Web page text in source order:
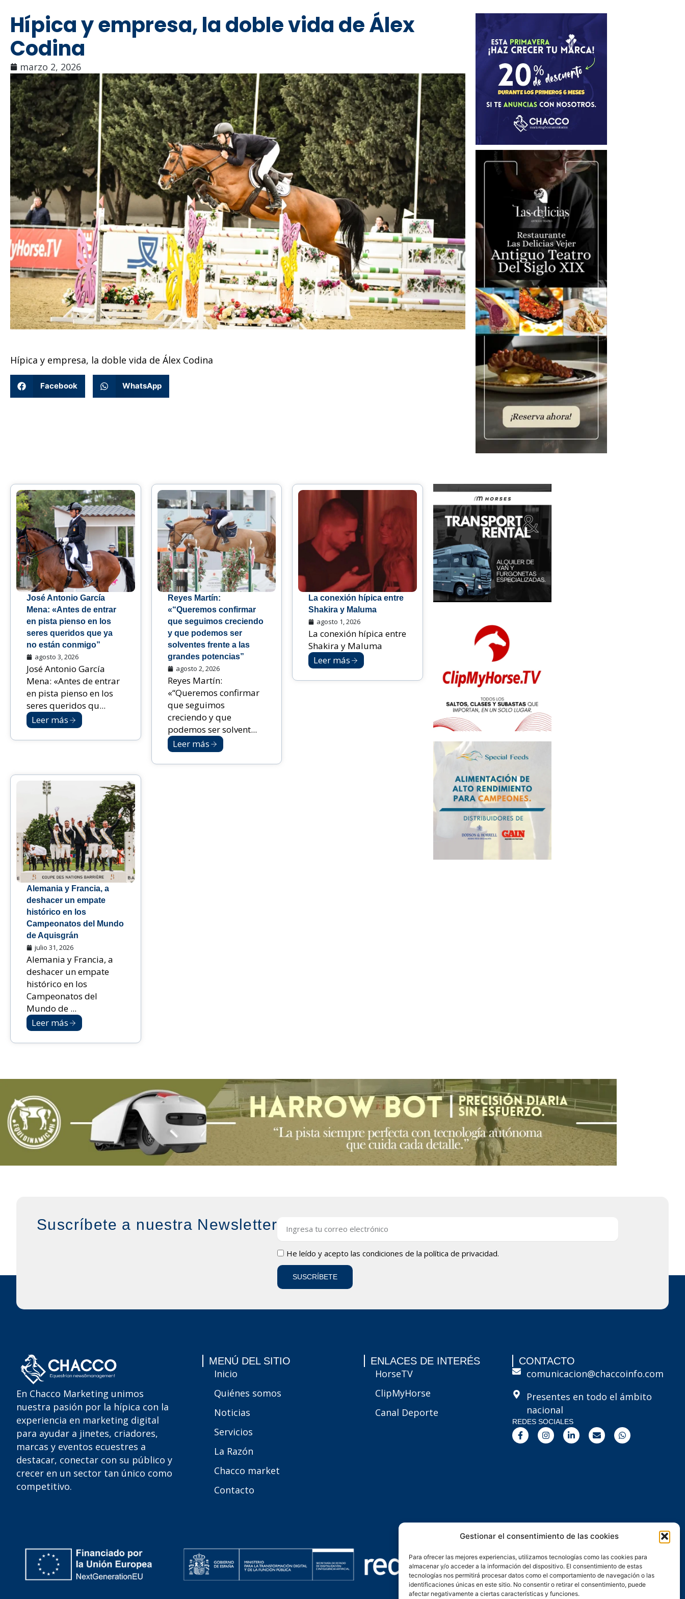
Gestionar el consentimiento de las cookies
Para ofrecer las mejores experiencias, utilizamos tecnologías como las cookies para
almacenar y/o acceder a la información del dispositivo. El consentimiento de estas
tecnologías nos permitirá procesar datos como el comportamiento de navegación o las
identificaciones únicas en este sitio. No consentir o retirar el consentimiento, puede
afectar negativamente a ciertas características y funciones.
Hípica y empresa, la doble vida de Álex
Codina
marzo 2, 2026
Hípica y empresa, la doble vida de Álex Codina
Facebook WhatsApp
José Antonio García
Mena: «Antes de entrar
en pista pienso en los
seres queridos que ya
no están conmigo”
agosto 3, 2026
José Antonio García
Mena: «Antes de entrar
en pista pienso en los
seres queridos qu...
Leer más
Reyes Martín:
«“Queremos confirmar
que seguimos creciendo
y que podemos ser
solventes frente a las
grandes potencias”
agosto 2, 2026
Reyes Martín:
«“Queremos confirmar
que seguimos
creciendo y que
podemos ser solvent...
Leer más
La conexión hípica entre
Shakira y Maluma
agosto 1, 2026
La conexión hípica entre
Shakira y Maluma
Leer más
Alemania y Francia, a
deshacer un empate
histórico en los
Campeonatos del Mundo
de Aquisgrán
julio 31, 2026
Alemania y Francia, a
deshacer un empate
histórico en los
Campeonatos del
Mundo de ...
Leer más
Suscríbete a nuestra Newsletter
LOPDHe leído y acepto las condiciones de lapolítica de privacidad.
SUSCRÍBETE
En Chacco Marketing unimos
nuestra pasión por la hípica con la
experiencia en marketing digital
para ayudar a jinetes, criadores,
marcas y eventos ecuestres a
destacar, conectar con su público y
crecer en un sector tan único como
competitivo.
MENÚ DEL SITIO
Inicio
Quiénes somos
Noticias
Servicios
La Razón
Chacco market
Contacto
ENLACES DE INTERÉS
HorseTV
ClipMyHorse
Canal Deporte
CONTACTO
comunicacion@chaccoinfo.com
Presentes en todo el ámbito
nacional
REDES SOCIALES
F
a
c
I
n
s
L
i
n
E
n
v
W
h
a